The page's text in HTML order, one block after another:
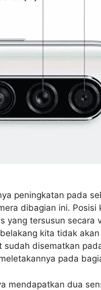
peningkatan pada
dibagian ini. Posisi
yang tersusun secara
kita tidak
disematkan
pada
mendapatkan dua